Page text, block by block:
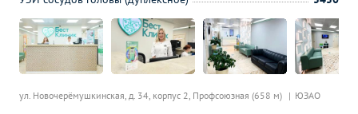
ул. Новочерёмушкинская, д. 34, корпус 2, Профсоюзная (658 м) ЮЗАО